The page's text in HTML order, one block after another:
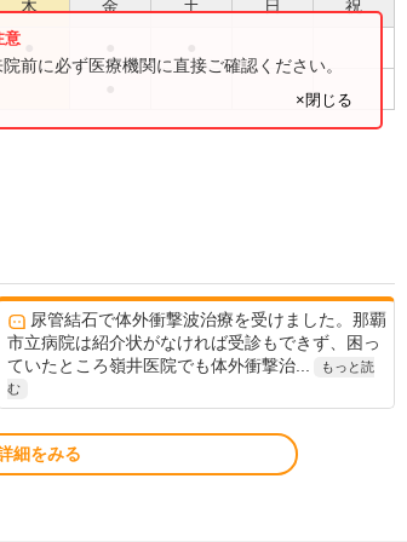
木 金 土 日 祝
前に必ず医療機関に直接ご確認ください。
×閉じる
尿管結石で体外衝撃波治療を受けました。那覇
市立病院は紹介状がなければ受診もできず、困っ
ていたところ嶺井医院でも体外衝撃治...
もっと読
む
細をみる